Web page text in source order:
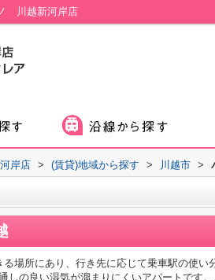
川越新河岸店
岸店 > (賃貸)地域から探す > 川越市 >
る場所にあり、行き先に応じて乗車駅の使
しの良い湿気が溜まりにくいアパートです